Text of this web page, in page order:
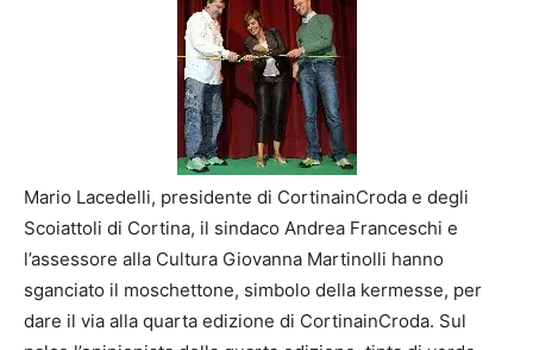
Mario Lacedelli, presidente di CortinainCroda e degli
Scoiattoli di Cortina, il sindaco Andrea Franceschi e
l’assessore alla Cultura Giovanna Martinolli hanno
sganciato il moschettone, simbolo della kermesse, per
dare il via alla quarta edizione di CortinainCroda. Sul